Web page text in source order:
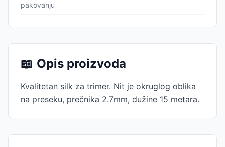
pakovanju
📖 Opis proizvoda
Kvalitetan silk za trimer. Nit je okruglog oblika
na preseku, prečnika 2.7mm, dužine 15 metara.